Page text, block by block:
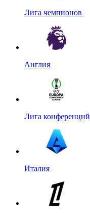
Лига чемпионов
Англия
Лига конференций
Италия